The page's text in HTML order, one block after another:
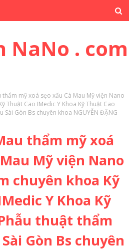
NaNo . com
thẩm mỹ xoá sẹo xấu Cà Mau Mỹ viện Nano
Thuật Cao IMedic Y Khoa Kỹ Thuật Cao
Sài Gòn Bs chuyên khoa NGUYỄN ĐẶNG
thẩm mỹ xoá
Mỹ viện Nano
chuyên khoa Kỹ
Y Khoa Kỹ
thuật thẩm
Gòn Bs chuyên